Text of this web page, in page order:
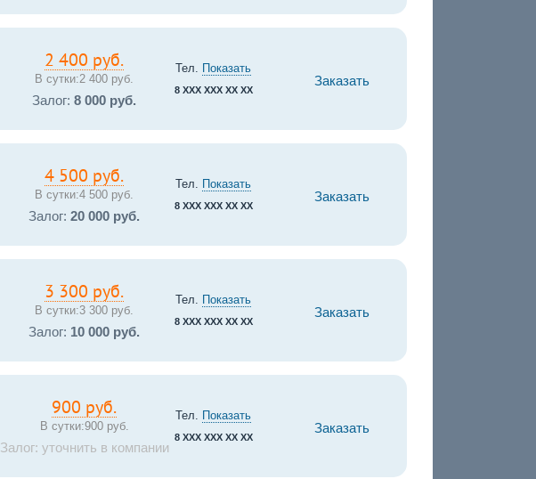
2 400 руб.
В сутки:2 400 руб.
Залог:8 000 руб.
Тел. Показать
8 XXX XXX XX XX
Заказать
4 500 руб.
В сутки:4 500 руб.
Залог:20 000 руб.
Тел. Показать
8 XXX XXX XX XX
Заказать
3 300 руб.
В сутки:3 300 руб.
Залог: 10 000 руб.
Тел. Показать
8 XXX XXX XX XX
Заказать
900 руб.
В сутки:900 руб.
Залог: уточнить в компании
Тел. Показать
8 XXX XXX XX XX
Заказать